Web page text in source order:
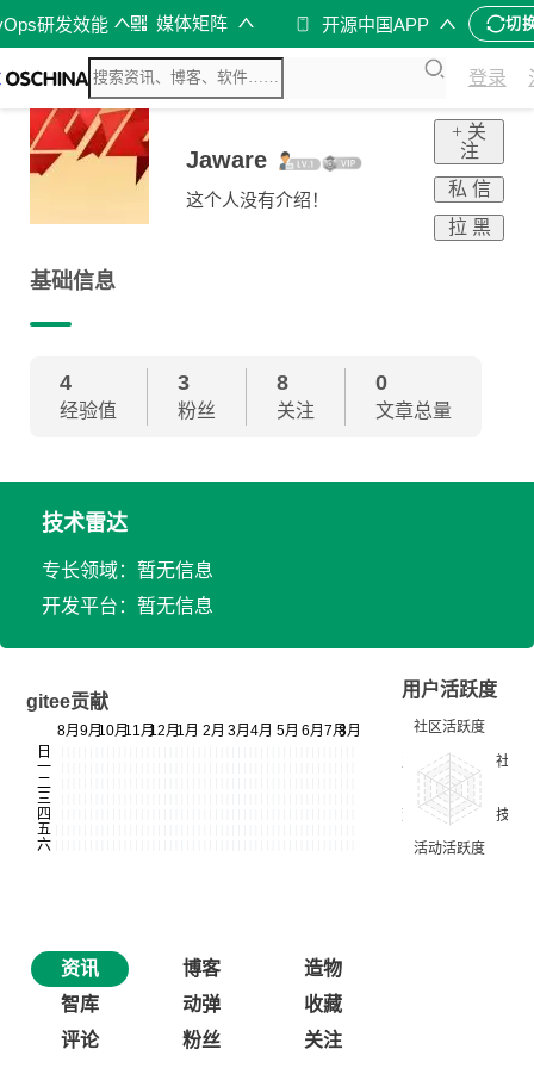
研发效能 媒体矩阵 开源中国APP 切
登录
Jaware
这个人没有介绍！
+ 关
注
私 信
拉 黑
基础信息
4
经验值
3
粉丝
8
关注
0
文章总量
技术雷达
专长领域：暂无信息
开发平台：暂无信息
gitee贡献
用户活跃度
资讯 博客
造物
智库
动弹
收藏
评论
粉丝 关注